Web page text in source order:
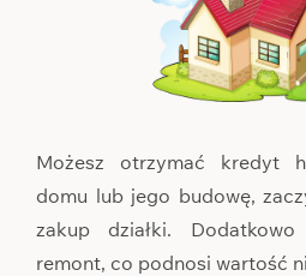
Możesz otrzymać kredyt
domu lub jego budowę,
zakup działki.
remont, co podnosi wartość